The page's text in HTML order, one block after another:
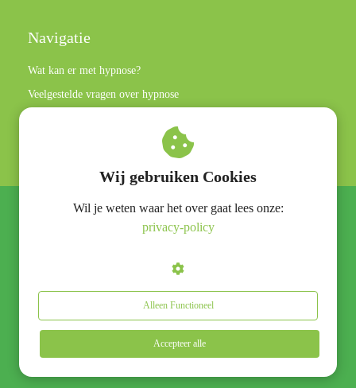
Navigatie
Wat kan er met hypnose?
Veelgestelde vragen over hypnose
© Hypnose praktijk Rotterdam
Wij gebruiken Cookies
Wil je weten waar het over gaat lees onze:
privacy-policy
Alleen Functioneel
Accepteer alle